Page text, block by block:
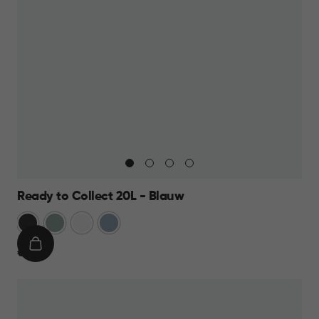
Ready to Collect 20L - Blauw
Donkergrijs
Groen Blauw
€
€ 19,95
IN